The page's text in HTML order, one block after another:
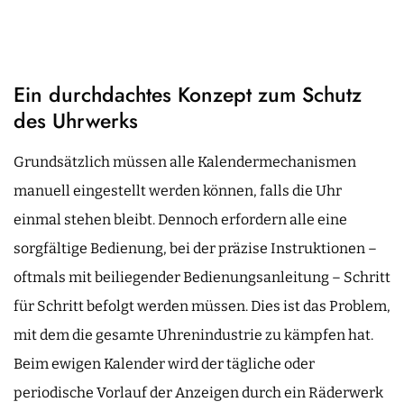
Ein durchdachtes Konzept zum Schutz
des Uhrwerks
Grundsätzlich müssen alle Kalendermechanismen
manuell eingestellt werden können, falls die Uhr
einmal stehen bleibt. Dennoch erfordern alle eine
sorgfältige Bedienung, bei der präzise Instruktionen –
oftmals mit beiliegender Bedienungsanleitung – Schritt
für Schritt befolgt werden müssen. Dies ist das Problem,
mit dem die gesamte Uhrenindustrie zu kämpfen hat.
Beim ewigen Kalender wird der tägliche oder
periodische Vorlauf der Anzeigen durch ein Räderwerk